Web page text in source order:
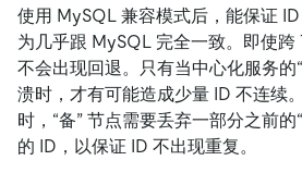
使用 MySQL 兼容模式后，能保证 ID
为几乎跟 MySQL 完全一致。即使跨
不会出现回退。只有当中心化服务的
溃时，才有可能造成少量 ID 不连续
时，“备” 节点需要丢弃一部分之前
的 ID，以保证 ID 不出现重复。